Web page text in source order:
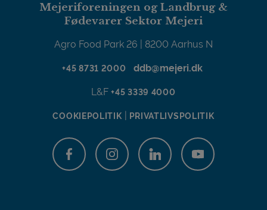
Mejeriforeningen og Landbrug &
Fødevarer Sektor Mejeri
Agro Food Park 26 | 8200 Aarhus N
+45 8731 2000 ddb@mejeri.dk
L&F+45 3339 4000
COOKIEPOLITIK PRIVATLIVSPOLITIK